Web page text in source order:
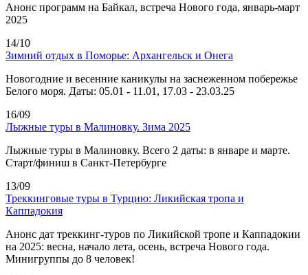
Анонс программ на Байкал, встреча Нового года, январь-март
2025
14/10
Зимний отдых в Поморье: Архангельск и Онега
Новогодние и весенние каникулы на заснеженном побережье
Белого моря. Даты: 05.01 - 11.01, 17.03 - 23.03.25
16/09
Лыжные туры в Малиновку. Зима 2025
Лыжные туры в Малиновку. Всего 2 даты: в январе и марте.
Старт/финиш в Санкт-Петербурге
13/09
Треккинговые туры в Турцию: Ликийская тропа и
Каппадокия
Анонс дат треккинг-туров по Ликийской тропе и Каппадокии
на 2025: весна, начало лета, осень, встреча Нового года.
Минигруппы до 8 человек!